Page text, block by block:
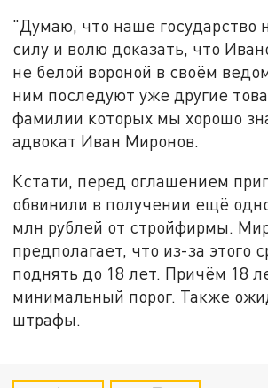
"Думаю, что наше государство
силу и волю доказать, что
не белой вороной в своём
ним последуют уже другие
фамилии которых мы хорошо
адвокат Иван Миронов.
Кстати, перед оглашением
обвинили в получении ещё
млн рублей от стройфирмы.
предполагает, что из-за этого
поднять до 18 лет. Причём 18
минимальный порог. Также
штрафы.